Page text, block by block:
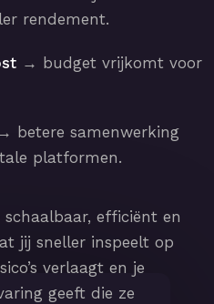
rendement.
→ budget vrijkomt voor
→ betere samenwerking
platformen.
efficiënt en
jij sneller inspeelt op
verlaagt en je
geeft die ze